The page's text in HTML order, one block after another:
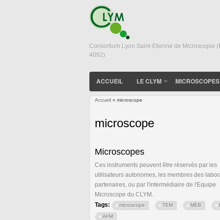
Consortium Lyon Saint-Etienne de Microscopie
4092)
ACCUEIL LE CLYM MICROSCOPES
Accueil » microscope
microscope
Microscopes
Ces instruments peuvent être réservés par les
utilisateurs autonomes, les membres des
partenaires, ou par l'intermédiaire de l'Equipe
Microscope du CLYM.
Tags:
microscope TEM MEB
AFM